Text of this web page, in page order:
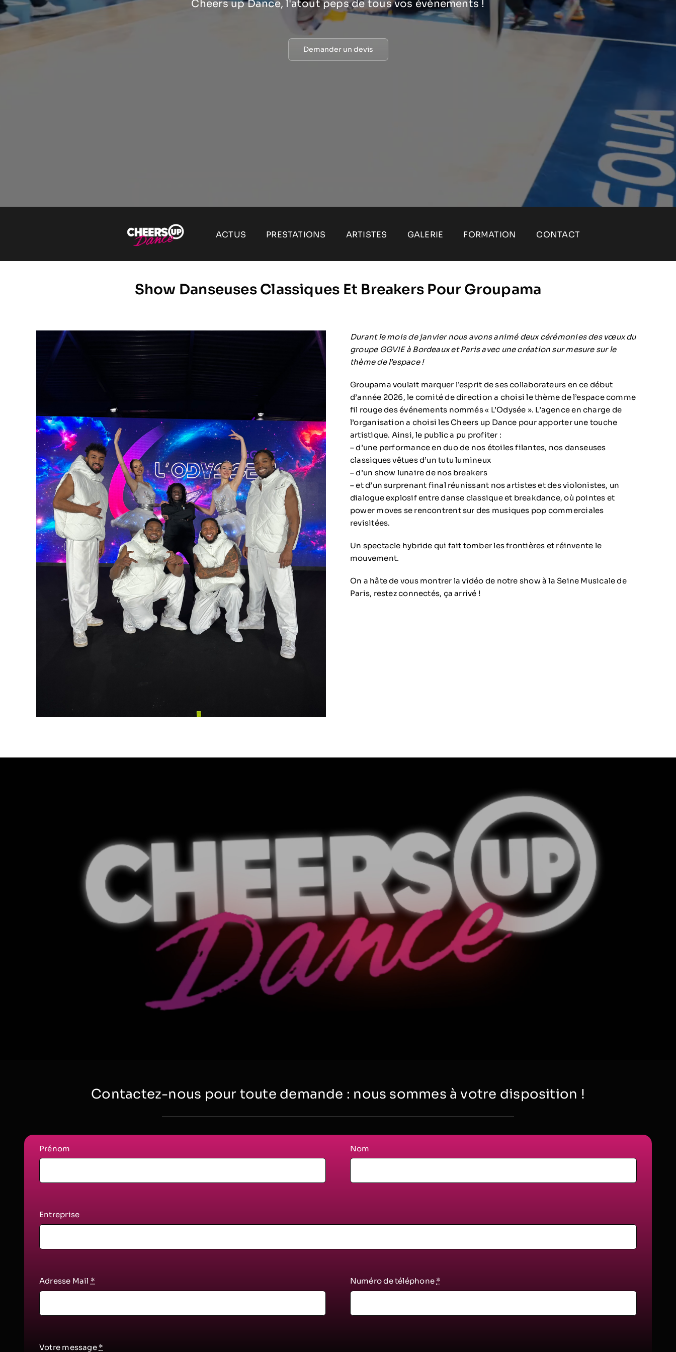
Cheers up Dance, l'atout peps de tous vos évènements !
Demander un devis
ACTUS PRESTATIONS ARTISTES GALERIE FORMATION CONTACT
Show Danseuses Classiques Et Breakers Pour Groupama
Durant le mois de janvier nous avons animé deux cérémonies des vœux du
groupe GGVIE à Bordeaux et Paris avec une création sur mesure sur le
thème de l’espace !
Groupama voulait marquer l’esprit de ses collaborateurs en ce début
d’année 2026, le comité de direction a choisi le thème de l’espace comme
fil rouge des événements nommés « L’Odysée ». L’agence en charge de
l’organisation a choisi les Cheers up Dance pour apporter une touche
artistique. Ainsi, le public a pu profiter :
– d’une performance en duo de nos étoiles filantes, nos danseuses
classiques vêtues d’un tutu lumineux
– d’un show lunaire de nos breakers
– et d’un surprenant final réunissant nos artistes et des violonistes, un
dialogue explosif entre danse classique et breakdance, où pointes et
power moves se rencontrent sur des musiques pop commerciales
revisitées.
Un spectacle hybride qui fait tomber les frontières et réinvente le
mouvement.
On a hâte de vous montrer la vidéo de notre show à la Seine Musicale de
Paris, restez connectés, ça arrivé !
Contactez-nous pour toute demande : nous sommes à votre disposition !
Prénom Nom
Entreprise
Adresse Mail * Numéro de téléphone *
Votre message*